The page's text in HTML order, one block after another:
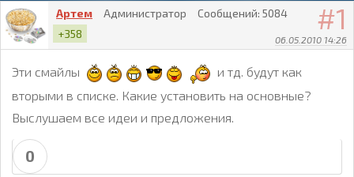
1
06.05.2010 14:26
Артем Администратор Сообщений: 5084
+358
Эти смайлы
и тд. будут как
вторыми в списке. Какие установить на основные?
Выслушаем все идеи и предложения.
0